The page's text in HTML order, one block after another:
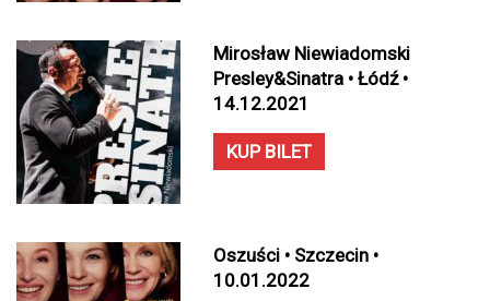
Mirosław Niewiadomski
Presley&Sinatra • Łódź •
14.12.2021
KUP BILET
Oszuści • Szczecin •
10.01.2022